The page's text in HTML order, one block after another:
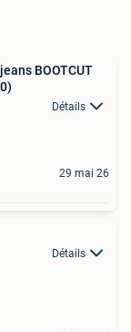
BOOTCUT
Détails
29 mai 26
Détails